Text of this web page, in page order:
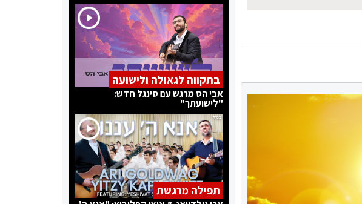
בתקווה לגאולה ולישועה
אבי הס מרגש עם סינגל חדש:
"לישועתך"
תפילה מרגשת